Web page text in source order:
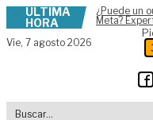
Skip to content
ÚLTIMA
HORA
¿Puede un
Meta?
Vie, 7 agosto 2026